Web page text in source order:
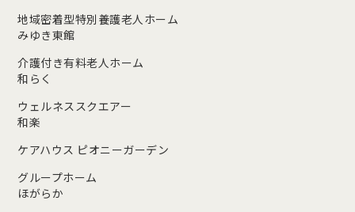
地域密着型特別養護老人ホーム
みゆき東館
介護付き有料老人ホーム
和らく
ウェルネススクエアー
和楽
ケアハウス ピオニーガーデン
グループホーム
ほがらか